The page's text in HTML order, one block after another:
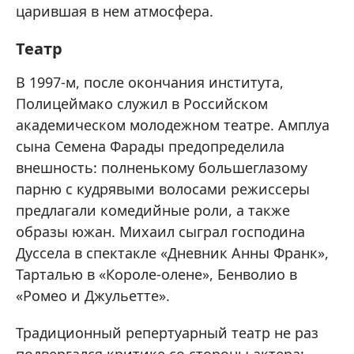
царившая в нем атмосфера.
Театр
В 1997-м, после окончания института,
Полицеймако служил в Российском
академическом молодежном театре. Амплуа
сына Семена Фарады предопределила
внешность: полненькому большеглазому
парню с кудрявыми волосами режиссеры
предлагали комедийные роли, а также
образы южан. Михаил сыграл господина
Дуссела в спектакле «Дневник Анны Франк»,
Тарталью в «Короле-олене», Бенволио в
«Ромео и Джульетте».
Традиционный репертуарный театр не раз